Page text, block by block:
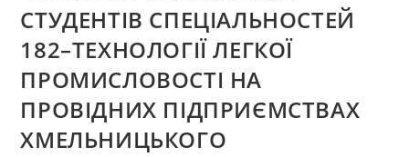
СТУДЕНТІВ СПЕЦІАЛЬНОСТЕЙ
182–ТЕХНОЛОГІЇ ЛЕГКОЇ
ПРОМИСЛОВОСТІ НА
ПРОВІДНИХ ПІДПРИЄМСТВАХ
ХМЕЛЬНИЦЬКОГО